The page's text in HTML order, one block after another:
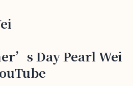
Day Pearl Wei